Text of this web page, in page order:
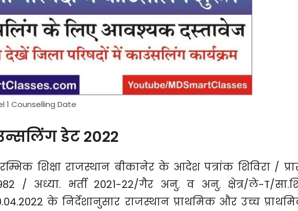
1 Counselling Date
डेट 2022
शिक्षा राजस्थान बीकानेर के आदेश पत्रांक शिविरा /
/ अध्या. भर्ती 2021-22/गैर अनु. व अनु. क्षेत्र/ले-T/
के निर्देशानुसार राजस्थान प्राथमिक और उच्च